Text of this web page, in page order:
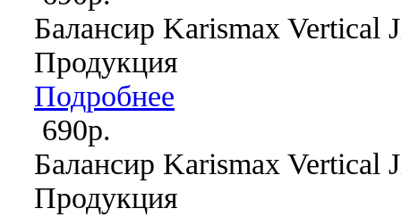
Балансир Karismax Vertical
Продукция
Подробнее
690р.
Балансир Karismax Vertical
Продукция